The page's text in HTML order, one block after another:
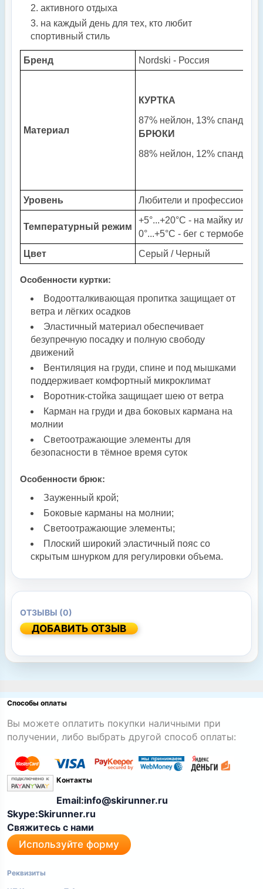
активного отдыха
на каждый день для тех, кто любит
спортивный стиль
Бренд Nordski - Россия
Материал
КУРТКА
87% нейлон, 13% спандекс,
БРЮКИ
88% нейлон, 12% спандекс
Уровень Любители и профессионалы
Температурный режим
+5°...+20°С - на майку или
0°...+5°С - бег с
Цвет
Серый / Черный
Особенности куртки:
Водоотталкивающая пропитка защищает от
ветра и лёгких осадков
Эластичный материал обеспечивает
безупречную посадку и полную свободу
движений
Вентиляция на груди, спине и под мышками
поддерживает комфортный микроклимат
Воротник-стойка защищает шею от ветра
Карман на груди и два боковых кармана на
молнии
Светоотражающие элементы для
безопасности в тёмное время суток
Особенности брюк:
Зауженный крой;
Боковые карманы на молнии;
Светоотражающие элементы;
Плоский широкий эластичный пояс со
скрытым шнурком для регулировки объема.
ОТЗЫВЫ (0)
ДОБАВИТЬ ОТЗЫВ
Способы оплаты
Вы можете оплатить покупки наличными при
получении, либо выбрать другой способ оплаты:
Контакты
Email:info@skirunner.ru
Skype:Skirunner.ru
Свяжитесь с нами
Используйте форму
Реквизиты